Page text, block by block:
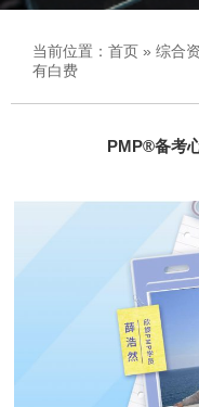
当前位置： 首页 » 综合
有白费
PMP®备考